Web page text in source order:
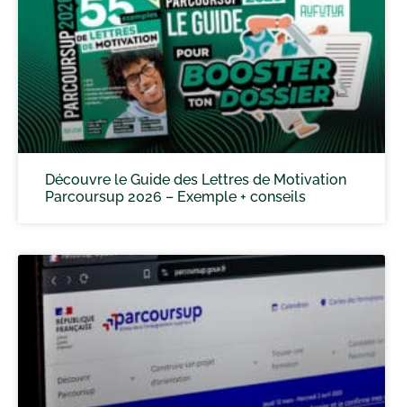
Découvre le Guide des Lettres de Motivation
Parcoursup 2026 – Exemple + conseils